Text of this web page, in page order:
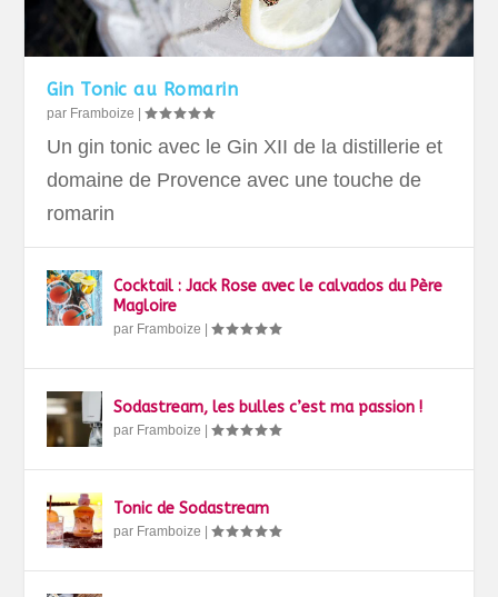
Gin Tonic au Romarin
par Framboize |
Un gin tonic avec le Gin XII de la distillerie et
domaine de Provence avec une touche de
romarin
Cocktail : Jack Rose avec le calvados du Père
Magloire
par Framboize |
Sodastream, les bulles c’est ma passion !
par Framboize |
Tonic de Sodastream
par Framboize |